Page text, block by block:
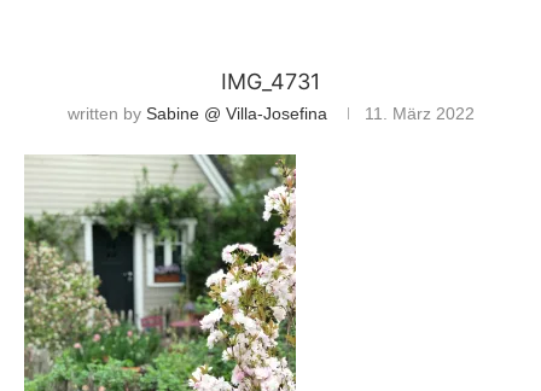
IMG_4731
written by Sabine @ Villa-Josefina 11. März 2022